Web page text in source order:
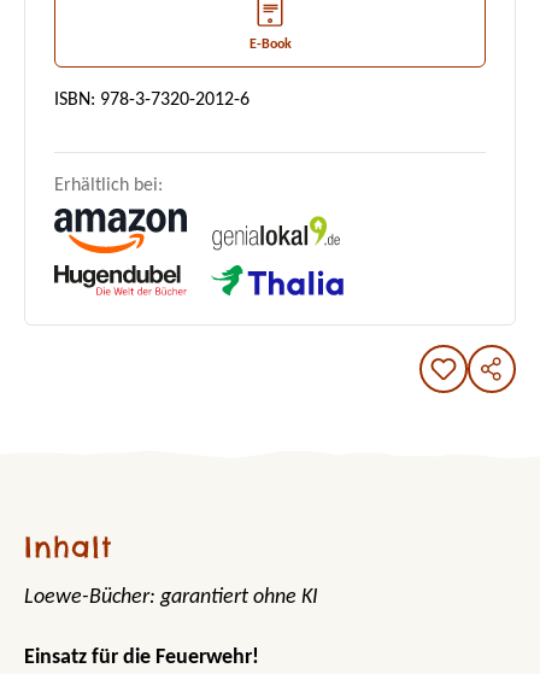
E-Book
ISBN: 978-3-7320-2012-6
Erhältlich bei:
Inhalt
Loewe-Bücher: garantiert ohne KI
Einsatz für die Feuerwehr!